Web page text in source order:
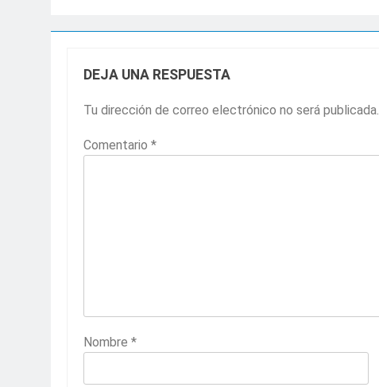
DEJA UNA RESPUESTA
Tu dirección de correo electrónico no será publicada.
Comentario *
Nombre *